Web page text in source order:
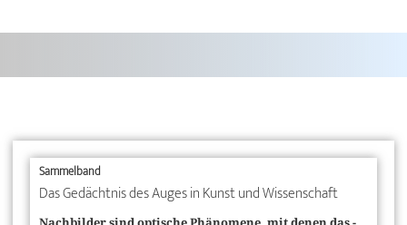
Sammelband
Das Gedächtnis des Auges in Kunst und Wissenschaft